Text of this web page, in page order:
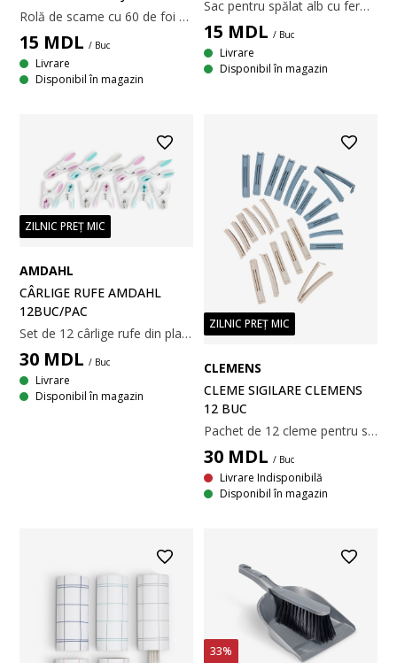
Rolă de scame cu 60 de foi adezive, care îndepărtează cu ușurință scamele, praful și părul de animale de pe haine și alte textile. Dispune de un mâner negru. 5x22xØ5x5 cm
15 MDL / Buc
Livrare
Disponibil în magazin
Sac pentru spălat alb cu fermoar. Proiectat pentru a proteja rufele delicate. Din plasă de poliester rezistentă. Poate fi spălat la 60°C. 40x50 cm
15 MDL / Buc
Livrare
Disponibil în magazin
ZILNIC PREȚ MIC
AMDAHL
CÂRLIGE RUFE AMDAHL
12BUC/PAC
Set de 12 cârlige rufe din plastic cu prinderi moi din cauciuc care mențin hainele prinse. 4x9x2 cm
30 MDL / Buc
Livrare
Disponibil în magazin
ZILNIC PREȚ MIC
CLEMENS
CLEME SIGILARE CLEMENS
12 BUC
Pachet de 12 cleme pentru sigilare în culori și dimensiuni asortate. Ele asigură depozitarea etanșă pentru a menține alimentele proaspete. Clemele sunt rezistente la mașina de spălat vase. 1/1x9/7x1/1 cm
30 MDL / Buc
Livrare Indisponibilă
Disponibil în magazin
33%